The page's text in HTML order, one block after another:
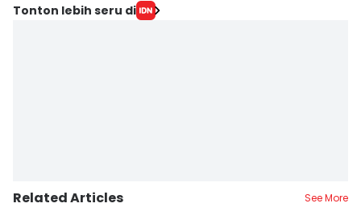
Editor
Tonton lebih seru di
Related Articles See More